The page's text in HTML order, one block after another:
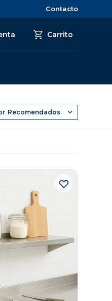
Contacto
Recomendados